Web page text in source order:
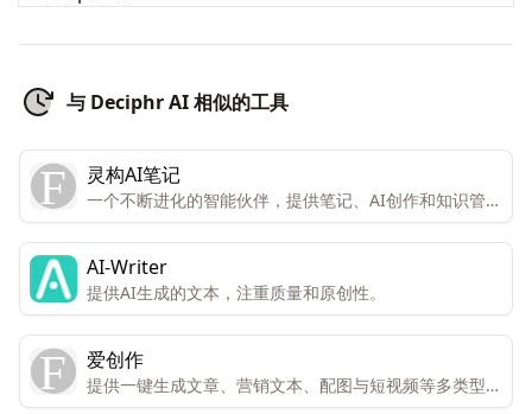
与 Deciphr AI 相似的工具
灵构AI笔记
一个不断进化的智能伙伴，提供笔记、AI创作和知识管理
的团队协作平台。
AI-Writer
提供AI生成的文本，注重质量和原创性。
爱创作
提供一键生成文章、营销文本、配图与短视频等多类型内
容的服务。